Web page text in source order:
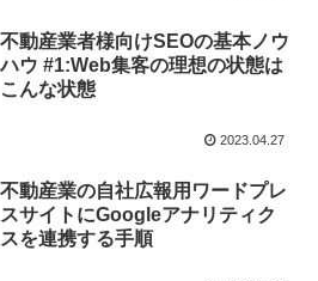
不動産業者様向けSEOの基本ノウ
ハウ #1:Web集客の理想の状態は
こんな状態
2023.04.27
不動産業の自社広報用ワードプレ
スサイトにGoogleアナリティク
スを連携する手順